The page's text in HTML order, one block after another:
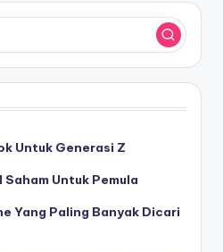
Untuk Generasi Z
Untuk Pemula
Yang Paling Banyak Dicari